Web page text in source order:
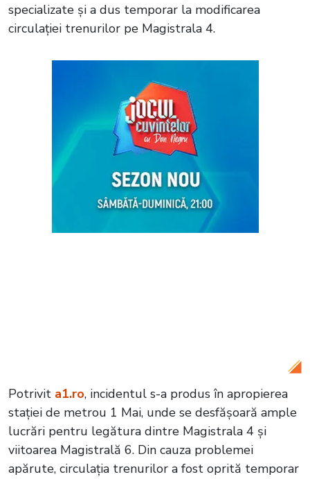
specializate și a dus temporar la modificarea
circulației trenurilor pe Magistrala 4.
Potrivit a1.ro, incidentul s-a produs în apropierea
stației de metrou 1 Mai, unde se desfășoară ample
lucrări pentru legătura dintre Magistrala 4 și
viitoarea Magistrală 6. Din cauza problemei
apărute, circulația trenurilor a fost oprită temporar